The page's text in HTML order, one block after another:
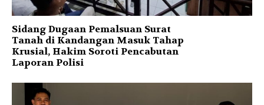
Sidang Dugaan Pemalsuan Surat
Tanah di Kandangan Masuk Tahap
Krusial, Hakim Soroti Pencabutan
Laporan Polisi